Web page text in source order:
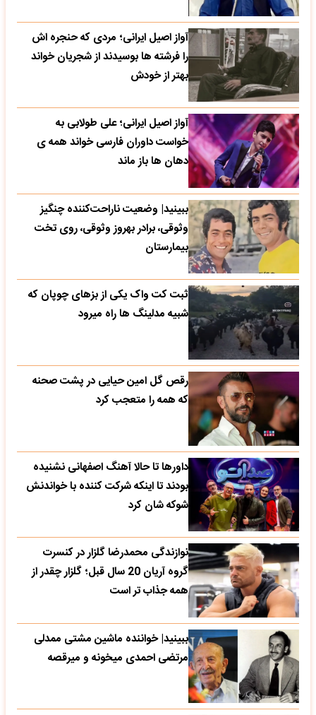
آواز اصیل ایرانی؛ مردی که حنجره اش
را فرشته ها بوسیدند از شجریان خواند
بهتر از خودش
آواز اصیل ایرانی؛ علی طولابی به
خواست داوران فارسی خواند همه ی
دهان ها باز ماند
ببینید| وضعیت ناراحت‌کننده چنگیز
وثوقی، برادر بهروز وثوقی، روی تخت
بیمارستان
ثبت کت واک یکی از بزهای چوپان که
شبیه مدلینگ ها راه میرود
رقص گل امین حیایی در پشت صحنه
که همه را متعجب کرد
داورها تا حالا آهنگ اصفهانی نشنیده
بودند تا اینکه شرکت کننده با خواندنش
شوکه شان کرد
نوازندگی محمدرضا گلزار در کنسرت
گروه آریان 20 سال قبل؛ گلزار چقدر از
همه جذاب تر است
ببینید| خواننده ماشین مشتی ممدلی
مرتضی احمدی میخونه و میرقصه